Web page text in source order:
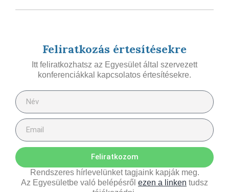
Feliratkozás értesítésekre
Itt feliratkozhatsz az Egyesület által szervezett
konferenciákkal kapcsolatos értesítésekre.
Feliratkozom
Rendszeres hírlevelünket tagjaink kapják meg.
Az Egyesületbe való belépésről ezen a linken tudsz